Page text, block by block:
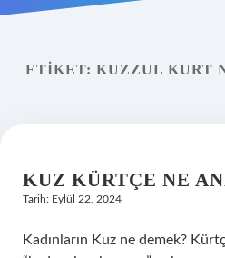
Olur
ETIKET: KUZZUL KURT
KUZ KÜRTÇE NE
Tarih: Eylül 22, 2024
Kadınların Kuz ne demek?